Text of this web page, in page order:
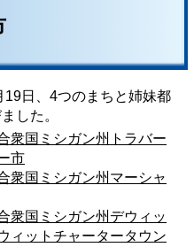
19日、4つのまちと姉妹都
した。
衆国ミシガン州トラバー
市
衆国ミシガン州マーシャ
衆国ミシガン州デウィッ
ィットチャータータウン